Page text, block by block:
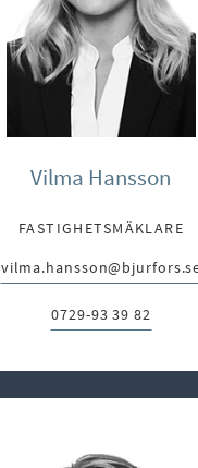
Vilma Hansson
FASTIGHETSMÄKLARE
E-post:
Telefon:
0729-93 39 82